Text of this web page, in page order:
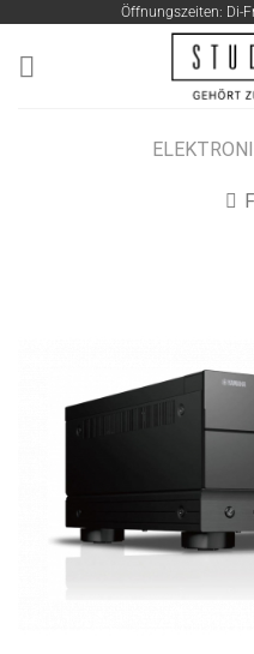
springen
Öffnungszeiten: Di-